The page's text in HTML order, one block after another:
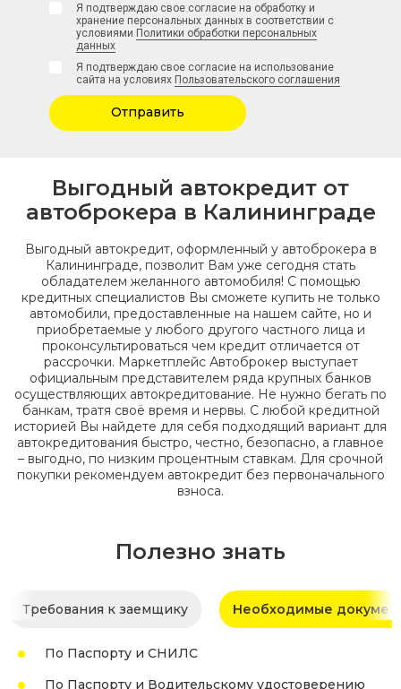
Я подтверждаю свое согласие на обработку и
хранение персональных данных в соответствии с
условиями Политики обработки персональных
данных
Я подтверждаю свое согласие на использование
сайта на условиях Пользовательского соглашения
Отправить
Выгодный автокредит от
автоброкера в Калининграде
Выгодный автокредит, оформленный у автоброкера в
Калининграде, позволит Вам уже сегодня стать
обладателем желанного автомобиля! С помощью
кредитных специалистов Вы сможете купить не только
автомобили, предоставленные на нашем сайте, но и
приобретаемые у любого другого частного лица и
проконсультироваться чем кредит отличается от
рассрочки. Маркетплейс Автоброкер выступает
официальным представителем ряда крупных банков
осуществляющих автокредитование. Не нужно бегать по
банкам, тратя своё время и нервы. С любой кредитной
историей Вы найдете для себя подходящий вариант для
автокредитования быстро, честно, безопасно, а главное
– выгодно, по низким процентным ставкам. Для срочной
покупки рекомендуем автокредит без первоначального
взноса.
Полезно знать
Требования к заемщику Необходимые
По Паспорту и СНИЛС
По Паспорту и Водительскому удостоверению